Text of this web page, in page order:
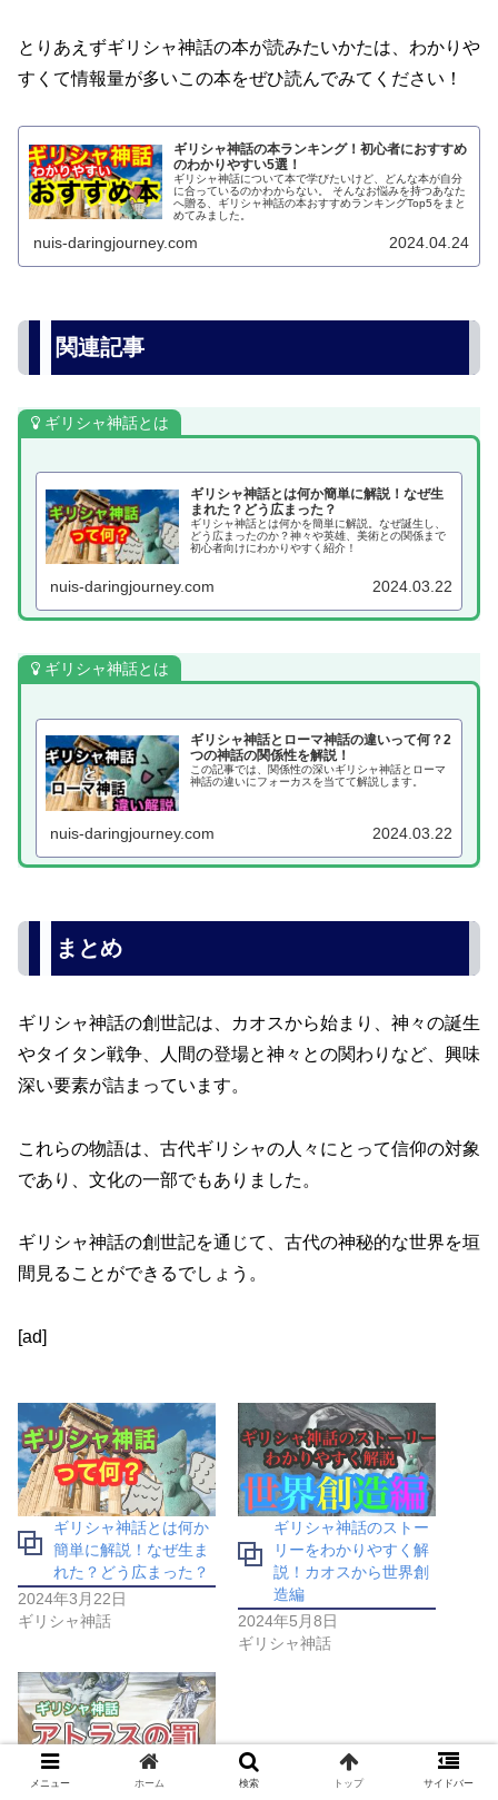
とりあえずギリシャ神話の本が読みたいかたは、わかりや
すくて情報量が多いこの本をぜひ読んでみてください！
ギリシャ神話の本ランキング！初心者におすすめ
のわかりやすい5選！
ギリシャ神話について本で学びたいけど、どんな本が自分
に合っているのかわからない。 そんなお悩みを持つあなた
へ贈る、ギリシャ神話の本おすすめランキングTop5をまと
めてみました。
nuis-daringjourney.com 2024.04.24
関連記事
ギリシャ神話とは
ギリシャ神話とは何か簡単に解説！なぜ生
まれた？どう広まった？
ギリシャ神話とは何かを簡単に解説。なぜ誕生し、
どう広まったのか？神々や英雄、美術との関係まで
初心者向けにわかりやすく紹介！
nuis-daringjourney.com 2024.03.22
ギリシャ神話とは
ギリシャ神話とローマ神話の違いって何？2
つの神話の関係性を解説！
この記事では、関係性の深いギリシャ神話とローマ
神話の違いにフォーカスを当てて解説します。
nuis-daringjourney.com 2024.03.22
まとめ
ギリシャ神話の創世記は、カオスから始まり、神々の誕生
やタイタン戦争、人間の登場と神々との関わりなど、興味
深い要素が詰まっています。
これらの物語は、古代ギリシャの人々にとって信仰の対象
であり、文化の一部でもありました。
ギリシャ神話の創世記を通じて、古代の神秘的な世界を垣
間見ることができるでしょう。
[ad]
ギリシャ神話とは何か
簡単に解説！なぜ生ま
れた？どう広まった？
2024年3月22日
ギリシャ神話
ギリシャ神話のストー
リーをわかりやすく解
説！カオスから世界創
造編
2024年5月8日
ギリシャ神話
メニュー ホーム 検索 トップ サイドバー